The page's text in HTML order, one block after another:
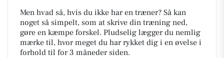
Men hvad så, hvis du ikke har en træner? Så kan
noget så simpelt, som at skrive din træning ned,
gøre en kæmpe forskel. Pludselig lægger du nemlig
mærke til, hvor meget du har rykket dig i en øvelse i
forhold til for 3 måneder siden.